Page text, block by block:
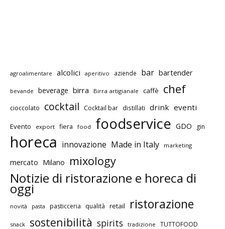
agroalimentare alcolici aperitivo aziende bar bartender
bevande beverage birra Birra artigianale caffè chef
cioccolato cocktail Cocktail bar distillati drink eventi
Evento export fiera food foodservice GDO gin
horeca innovazione Made in Italy marketing
mercato Milano mixology
Notizie di ristorazione e horeca di
oggi
novità pasta pasticceria qualità retail ristorazione
snack sostenibilità spirits tradizione TUTTOFOOD